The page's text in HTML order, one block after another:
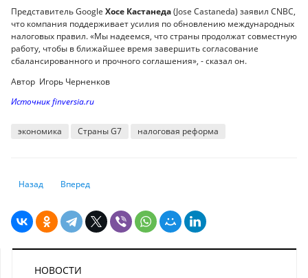
Представитель Google Хосе Кастанеда(Jose Castaneda) заявил CNBC,
что компания поддерживает усилия по обновлению международных
налоговых правил. «Мы надеемся, что страны продолжат совместную
работу, чтобы в ближайшее время завершить согласование
сбалансированного и прочного соглашения», - сказал он.
Автор Игорь Черненков
Источник finversia.ru
экономика Страны G7 налоговая реформа
Предыдущий: Экономический прогноз Канады на 2021 год: что будет
Назад Следующий: Опубликован список компаний, куда
Вперед
НОВОСТИ